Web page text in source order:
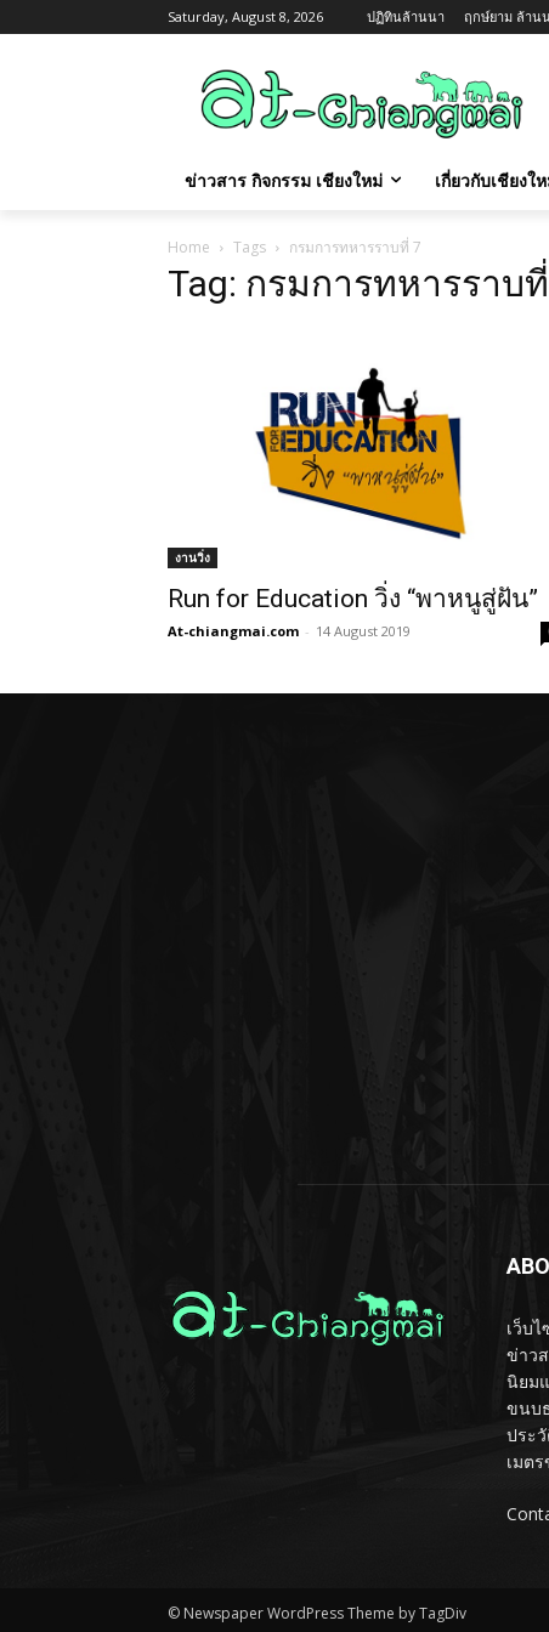
Saturday, August 8, 2026 ปฏิทินล้านนา ฤกษ์ยาม ล้าน
ข่าวสาร กิจกรรม เชียงใหม่ เกี่ยวกับเชียง
Home Tags กรมการทหารราบที่ 7
Tag: กรมการทหารราบ
งานวิ่ง
Run for Education วิ่ง “พาหนูสู่ฝัน”
At-chiangmai.com - 14 August 2019
เว็บ
ข่าว
นิยม
ขนบ
ประ
เมต
© Newspaper WordPress Theme by TagDiv